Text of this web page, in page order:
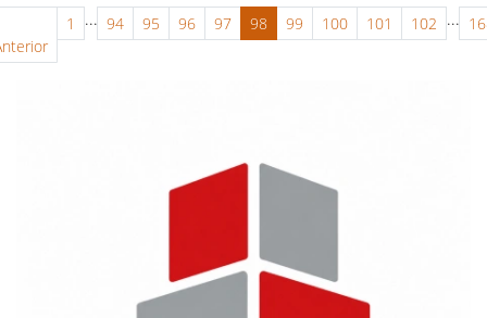
1 ... 94 95 96 97 98 99 100 101 102 ...